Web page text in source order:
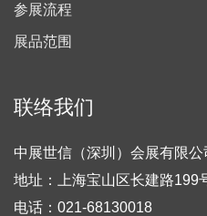
参展流程
展品范围
联络我们
中展世信（深圳）会展有限公
地址：上海宝山区长建路199
电话：021-68130018